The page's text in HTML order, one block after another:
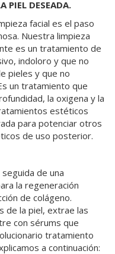
PIEL DESEADA.
facial es el paso
Nuestra limpieza
es un tratamiento de
indoloro y que no
pieles y que no
un tratamiento que
la oxigena y la
estéticos
para potenciar otros
de uso posterior.
de una
la regeneración
de colágeno.
de la piel, extrae las
con sérums que
tratamiento
a continuación: